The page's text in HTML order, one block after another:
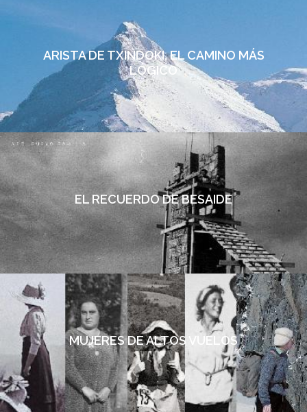
ARISTA DE TXINDOKI, EL CAMINO MÁS
LÓGICO
EL RECUERDO DE BESAIDE
MUJERES DE ALTOS VUELOS